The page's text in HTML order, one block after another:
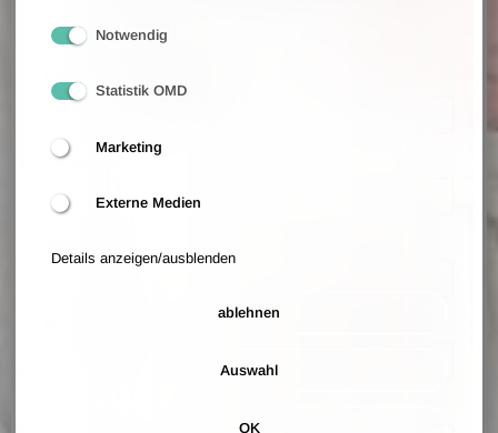
Ihre Daten
Firmenname (optional)
Anrede
Notwendig
Statistik OMD
Marketing
Externe Medien
Details anzeigen/ausblenden
ablehnen
Auswahl
OK